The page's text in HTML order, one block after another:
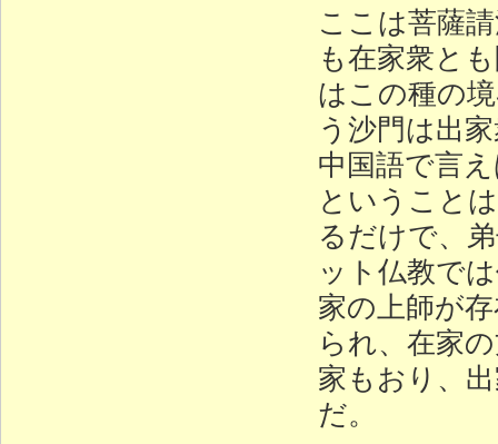
ここは菩薩
も在家衆と
はこの種の
う沙門は出
中国語で言
ということ
るだけで、
ット仏教で
家の上師が
られ、在家
家もおり、
だ。